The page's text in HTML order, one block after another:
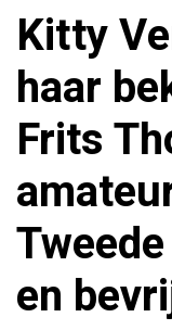
Kitty
haar
Frits
en